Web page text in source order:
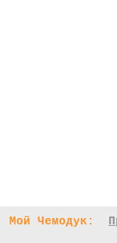
Мой Чемодук: